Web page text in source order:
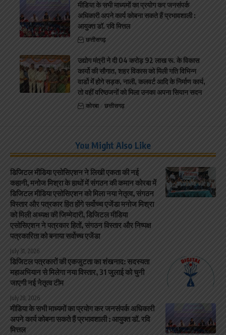
मीडिया के सभी माध्यमों का प्रयोग कर जनसंपर्क
अधिकारी अपने कार्य कोबना सकते हैं प्रभावशाली :
आयुक्त डॉ. रवि मित्तल
छत्तीसगढ़
उद्योग मंत्री ने दी 04 करोड़ 92 लाख रू. के विकास
कार्यो की सौगात, शहर विकास को मिली गति विभिन्न
वार्डो मेंं होगे सड़क, नाली, कलवर्ट आदि के निर्माण कार्य,
तो वहीं वरिष्ठजनों को मिला उनका अपना सियान सदन
कोरबा छत्तीसगढ़
You Might Also Like
डिजिटल मीडिया एसोसिएशन ने लिखी एकता की नई
कहानी, मनोज मिश्रा के हाथों में संगठन की कमान कोरबा में
डिजिटल मीडिया एसोसिएशन को मिला नया नेतृत्व, संगठन
विस्तार और पत्रकार हित होंगे सर्वोच्च एजेंडा मनोज मिश्रा
को मिली अध्यक्ष की जिम्मेदारी, डिजिटल मीडिया
एसोसिएशन ने पत्रकार हितों, संगठन विस्तार और निष्पक्ष
पत्रकारिता को बनाया सर्वोच्च एजेंडा
July 31, 2026
डिजिटल पत्रकारों की एकजुटता का शंखनाद: सदस्यता
महाअभियान से मिलेगा नया विस्तार, 31 जुलाई को चुनी
जाएगी नई नेतृत्व टीम
July 28, 2026
मीडिया के सभी माध्यमों का प्रयोग कर जनसंपर्क अधिकारी
अपने कार्य कोबना सकते हैं प्रभावशाली : आयुक्त डॉ. रवि
मित्तल